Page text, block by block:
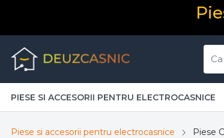
PIESE SI ACCESORII PENTRU ELECTROCASNICE
Piese si accesorii pentru electrocasnice Piese